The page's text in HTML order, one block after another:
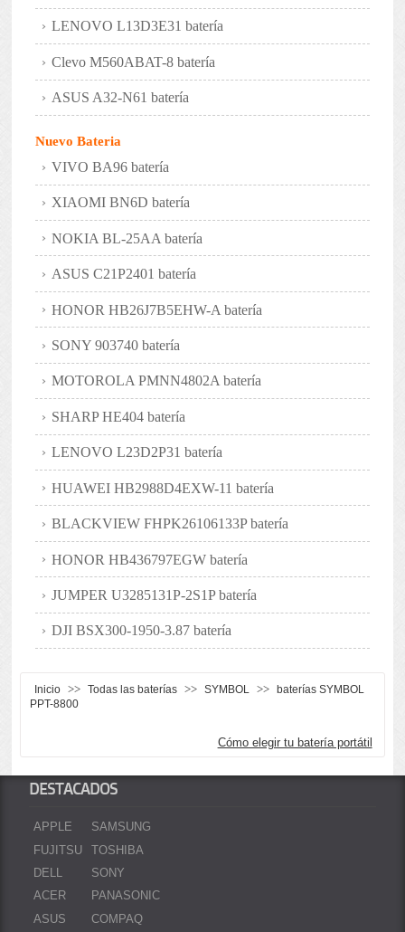
LENOVO L13D3E31 batería
Clevo M560ABAT-8 batería
ASUS A32-N61 batería
Nuevo Bateria
VIVO BA96 batería
XIAOMI BN6D batería
NOKIA BL-25AA batería
ASUS C21P2401 batería
HONOR HB26J7B5EHW-A batería
SONY 903740 batería
MOTOROLA PMNN4802A batería
SHARP HE404 batería
LENOVO L23D2P31 batería
HUAWEI HB2988D4EXW-11 batería
BLACKVIEW FHPK26106133P batería
HONOR HB436797EGW batería
JUMPER U3285131P-2S1P batería
DJI BSX300-1950-3.87 batería
Inicio >> Todas las baterías >> SYMBOL >>
baterías SYMBOL
PPT-8800
Cómo elegir tu batería portátil
DESTACADOS
APPLE
FUJITSU
DELL
ACER
ASUS
SAMSUNG
TOSHIBA
SONY
PANASONIC
COMPAQ